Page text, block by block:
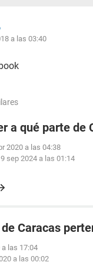
a las 03:40
a qué parte de
2020 a las 04:38
9 sep 2024 a las 01:14
Caracas
a las 17:04
a las 00:02